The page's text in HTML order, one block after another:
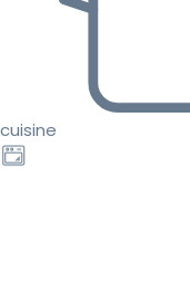
cuisine